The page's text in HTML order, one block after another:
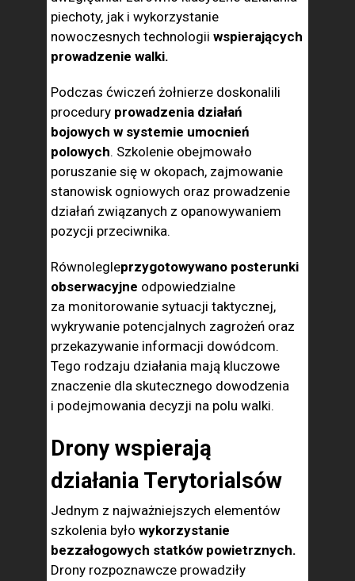
piechoty, jak i wykorzystanie
nowoczesnych technologii wspierających
prowadzenie walki.
Podczas ćwiczeń żołnierze doskonalili
procedury prowadzenia działań
bojowych w systemie umocnień
polowych. Szkolenie obejmowało
poruszanie się w okopach, zajmowanie
stanowisk ogniowych oraz prowadzenie
działań związanych z opanowywaniem
pozycji przeciwnika.
Równolegleprzygotowywano posterunki
obserwacyjne odpowiedzialne
za monitorowanie sytuacji taktycznej,
wykrywanie potencjalnych zagrożeń oraz
przekazywanie informacji dowódcom.
Tego rodzaju działania mają kluczowe
znaczenie dla skutecznego dowodzenia
i podejmowania decyzji na polu walki.
Drony wspierają
działania Terytorialsów
Jednym z najważniejszych elementów
szkolenia było wykorzystanie
bezzałogowych statków powietrznych.
Drony rozpoznawcze prowadziły